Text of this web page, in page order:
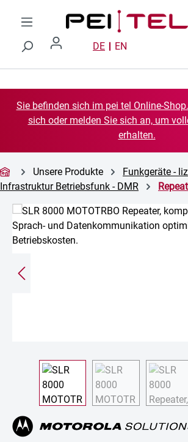
Zum Hauptinhalt springen
DE EN
Sie befinden sich im pei tel Online-
sich oder melden Sie sich an, um
erhalten.
Unsere Produkte
Funkgeräte -
Infrastruktur Betriebsfunk - DMR
Bildergalerie überspringen